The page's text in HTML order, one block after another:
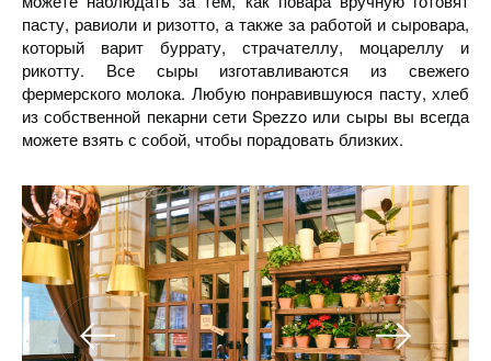
пасту, равиоли и ризотто, а также за работой и сыровара,
который варит буррату, страчателлу, моцареллу и
рикотту. Все сыры изготавливаются из свежего
фермерского молока. Любую понравившуюся пасту, хлеб
из собственной пекарни сети Spezzo или сыры вы всегда
можете взять с собой, чтобы порадовать близких.